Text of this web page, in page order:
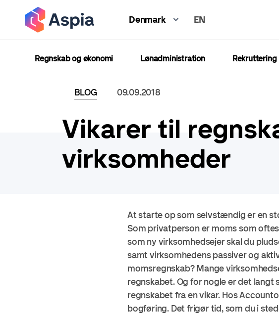
hovedindhold
Denmark EN
Regnskab og økonomi Lønadministration Rekruttering
BLOG 09.09.2018
Vikarer til
virksomheder
At starte op som selvstændig er en
Som privatperson er moms som
som ny virksomhedsejer skal du
samt virksomhedens passiver og
momsregnskab? Mange
regnskabet. Og for nogle er det
regnskabet fra en vikar. Hos
bogføring. Det frigør tid, som du i